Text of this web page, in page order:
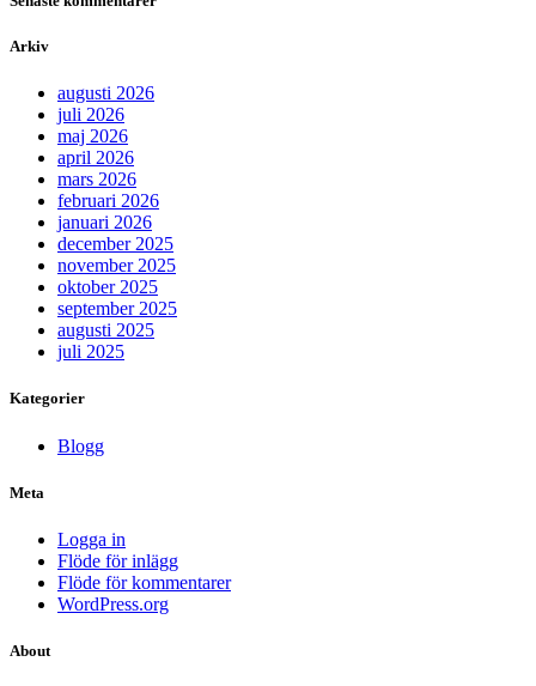
Arkiv
augusti 2026
juli 2026
maj 2026
april 2026
mars 2026
februari 2026
januari 2026
december 2025
november 2025
oktober 2025
september 2025
augusti 2025
juli 2025
Kategorier
Blogg
Meta
Logga in
Flöde för inlägg
Flöde för kommentarer
WordPress.org
About